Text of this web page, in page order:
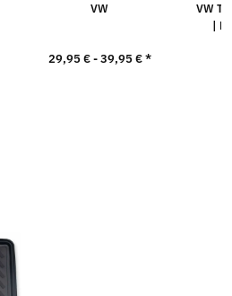
VW
29,95 € -39,95 €*
VW
|